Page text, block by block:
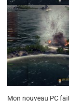
Mon nouveau PC